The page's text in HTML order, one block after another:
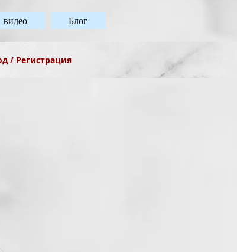
видео Блог
/ Регистрация